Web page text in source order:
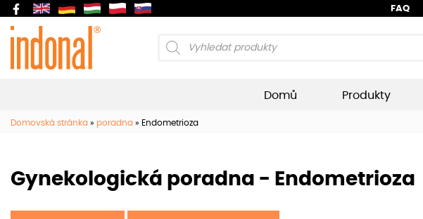
FAQ
Products
Domů Produkty
Domovská stránka » poradna » Endometrioza
Gynekologická poradna - Endometrioza